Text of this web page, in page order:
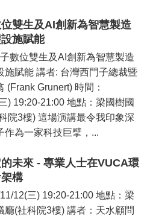
雙生及AI創新為智慧製造
施賦能
數位雙生及AI創新為智慧製造
施賦能 講者: 台灣西門子總裁暨
(Frank Grunert) 時間：
) 19:20-21:00 地點：梁國樹國
院3樓) 這場演講最令我印象深
作為一家科技巨擘，...
未來 - 專業人士在VUCA環
構
12(三) 19:20-21:00 地點：梁
廳(社科院3樓) 講者：天水顧問